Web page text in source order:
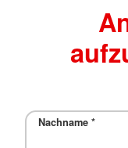
Nachname *